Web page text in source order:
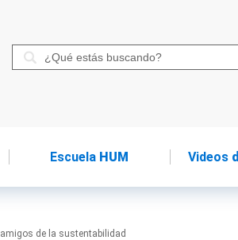
Escuela HUM Videos
amigos de la sustentabilidad